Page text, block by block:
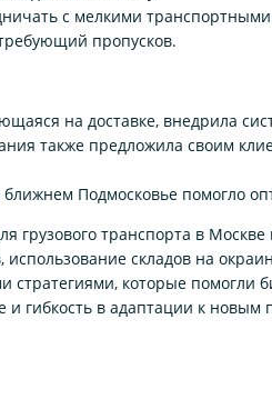
с мелкими
пропусков.
на доставке, внедрила
также предложила своим
ближнем Подмосковье помогло
грузового транспорта в
складов на
стратегиями, которые
и гибкость в адаптации к